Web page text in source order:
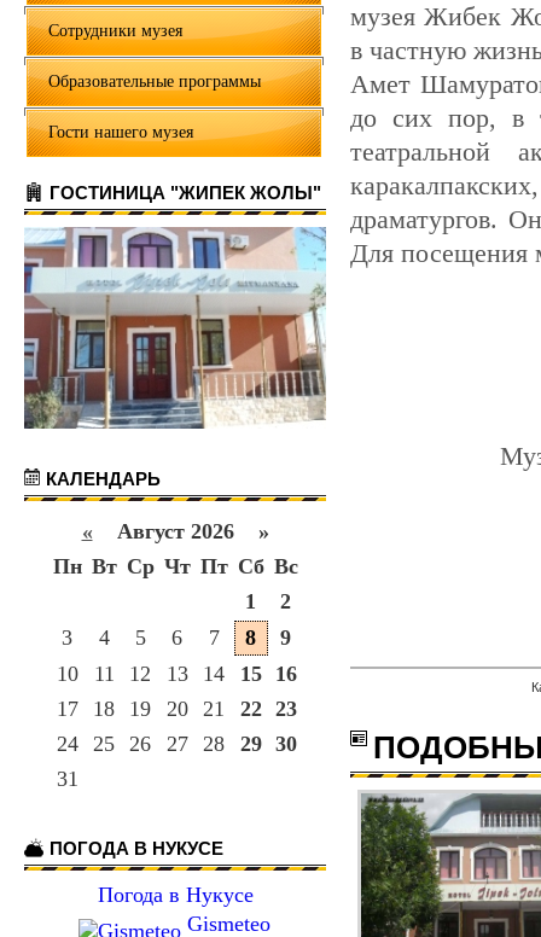
Сотрудники музея
Образовательные программы
Гости нашего музея
ГОСТИНИЦА "ЖИПЕК ЖОЛЫ"
КАЛЕНДАРЬ
« Август 2026 »
Пн Вт Ср Чт Пт Сб Вс
1
2
3
4 5 6 7 8
9
10
11 12 13 14 15
16
17
18 19 20 21 22 23
24
25 26 27 28 29 30
31
ПОГОДА В НУКУСЕ
Погода в Нукусе
Gismeteo
музея Жибек
в частную
Амет
до сих пор, в
театральной
драматургов.
Для посещения